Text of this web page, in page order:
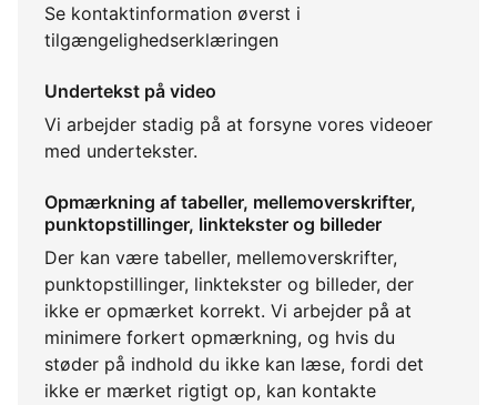
Se kontaktinformation øverst i
tilgængelighedserklæringen
Undertekst på video
Vi arbejder stadig på at forsyne vores videoer
med undertekster.
Opmærkning af tabeller, mellemoverskrifter,
punktopstillinger, linktekster og billeder
Der kan være tabeller, mellemoverskrifter,
punktopstillinger, linktekster og billeder, der
ikke er opmærket korrekt. Vi arbejder på at
minimere forkert opmærkning, og hvis du
støder på indhold du ikke kan læse, fordi det
ikke er mærket rigtigt op, kan kontakte